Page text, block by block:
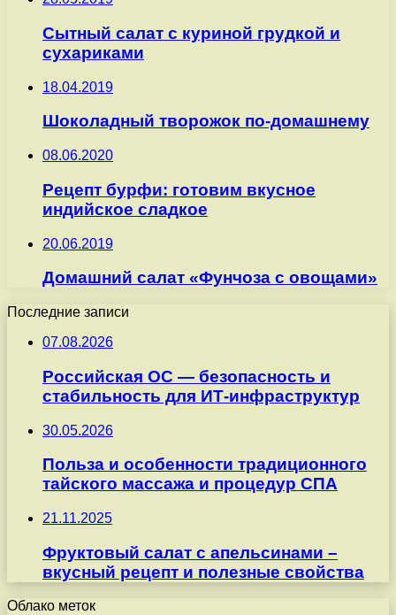
Сытный салат с куриной грудкой и
сухариками
18.04.2019
Шоколадный творожок по-домашнему
08.06.2020
Рецепт бурфи: готовим вкусное
индийское сладкое
20.06.2019
Домашний салат «Фунчоза с овощами»
Последние записи
07.08.2026
Российская ОС — безопасность и
стабильность для ИТ-инфраструктур
30.05.2026
Польза и особенности традиционного
тайского массажа и процедур СПА
21.11.2025
Фруктовый салат с апельсинами –
вкусный рецепт и полезные свойства
Облако меток